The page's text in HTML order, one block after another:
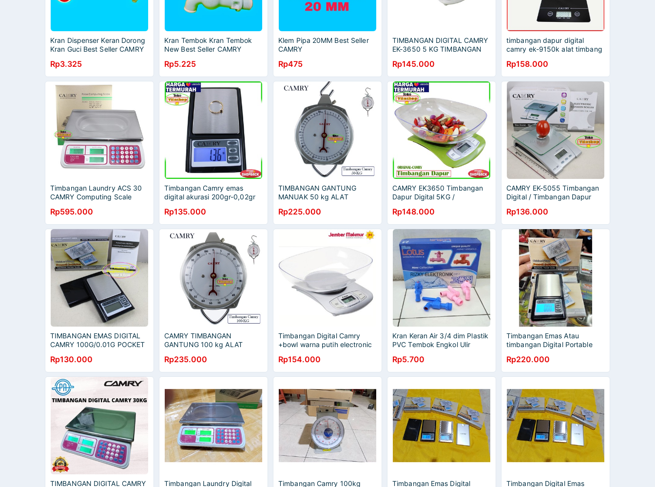
Kran Dispenser Keran Dorong
Kran Guci Best Seller CAMRY
Rp3.325
Kran Tembok Kran Tembok
New Best Seller CAMRY
Rp5.225
Klem Pipa 20MM Best Seller
CAMRY
Rp475
TIMBANGAN DIGITAL CAMRY
EK-3650 5 KG TIMBANGAN
KG PROMO
Rp145.000
timbangan dapur digital
camry ek-9150k alat timbang
Rp158.000
Timbangan Laundry ACS 30
CAMRY Computing Scale
Rp595.000
Timbangan Camry emas
digital akurasi 200gr-0,02gr
Rp135.000
TIMBANGAN GANTUNG
MANUAK 50 kg ALAT
TIMBANGAN JARUM ASLI
Rp225.000
CAMRY EK3650 Timbangan
Dapur Digital 5KG /
Scale
Rp148.000
CAMRY EK-5055 Timbangan
Digital / Timbangan Dapur
Rp136.000
TIMBANGAN EMAS DIGITAL
CAMRY 100G/0.01G POCKET
Rp130.000
CAMRY TIMBANGAN
GANTUNG 100 kg ALAT
TIMBANGAN JARUM
Rp235.000
Timbangan Digital Camry
+bowl warna putih electronic
Rp154.000
Kran Keran Air 3/4 dim Plastik
PVC Tembok Engkol Ulir
Rp5.700
Timbangan Emas Atau
timbangan Digital Portable
Rp220.000
TIMBANGAN DIGITAL CAMRY
Timbangan Laundry Digital
Timbangan Camry 100kg
Timbangan Emas Digital
Timbangan Digital Emas